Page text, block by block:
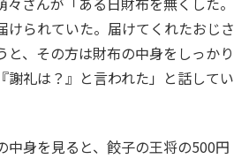
けられていた。届けてくれたおじさ
と、その方は財布の中身をしっかり
謝礼は？』と言われた」と話してい
中身を見ると、餃子の王将の500円